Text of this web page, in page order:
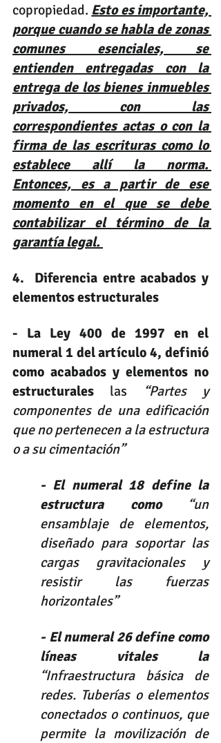
copropiedad. Esto es importante,
porque cuando se habla de zonas
comunes esenciales, se
entienden entregadas con la
entrega de los bienes inmuebles
privados, con las
correspondientes actas o con la
firma de las escrituras como lo
establece allí la norma.
Entonces, es a partir de ese
momento en el que se debe
contabilizar el término de la
garantía legal.
4.  Diferencia entre acabados y
elementos estructurales
- La Ley 400 de 1997 en el
numeral 1 del artículo 4, definió
como acabados y elementos no
estructurales las
“Partes y
componentes de una edificación
que no pertenecen a la estructura
o a su cimentación”
- El numeral 18 define la
estructura como
“un
ensamblaje de elementos,
diseñado para soportar las
cargas gravitacionales y
resistir las fuerzas
horizontales”
- El numeral 26 define como
líneas vitales la
“Infraestructura básica de
redes. Tuberías o elementos
conectados o continuos, que
permite la movilización de